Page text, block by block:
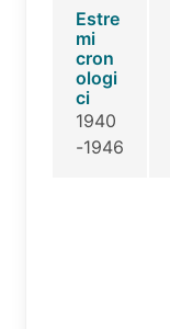
Estre
mi
cron
ologi
ci
1940
-1946